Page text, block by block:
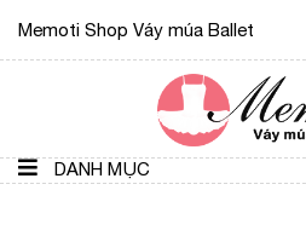
Memoti Shop Váy múa Ballet
DANH MỤC